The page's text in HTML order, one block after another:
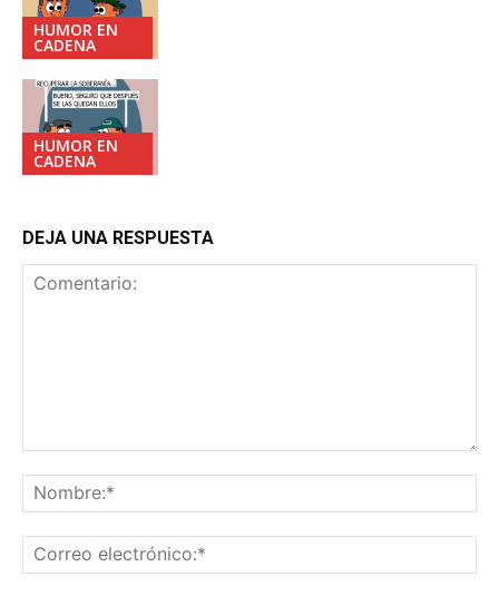
HUMOR EN
CADENA
HUMOR EN
CADENA
DEJA UNA RESPUESTA